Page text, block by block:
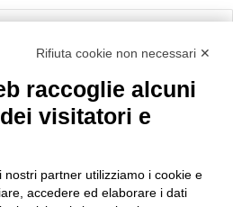
(€):
Rifiuta cookie non necessari ✕
raccoglie alcuni
visitatori e
partner utilizziamo i cookie e
accedere ed elaborare i dati